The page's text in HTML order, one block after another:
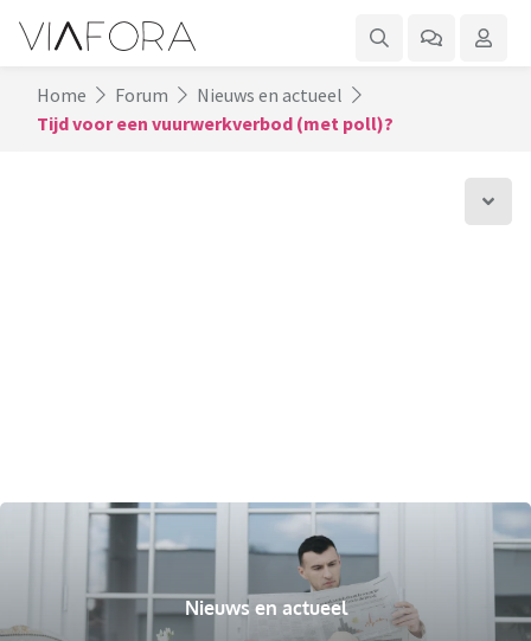
Home Forum
Nieuws en actueel
Tijd voor een vuurwerkverbod (met poll)?
Nieuws en actueel